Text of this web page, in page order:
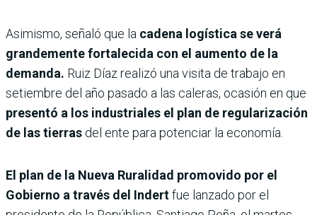
Asimismo, señaló que la cadena logística se verá
grandemente fortalecida con el aumento de la
demanda. Ruiz Díaz realizó una visita de trabajo en
setiembre del año pasado a las caleras, ocasión en que
presentó a los industriales el plan de regularización
de las tierras del ente para potenciar la economía.
El plan de la Nueva Ruralidad promovido por el
Gobierno a través del Indertfue lanzado por el